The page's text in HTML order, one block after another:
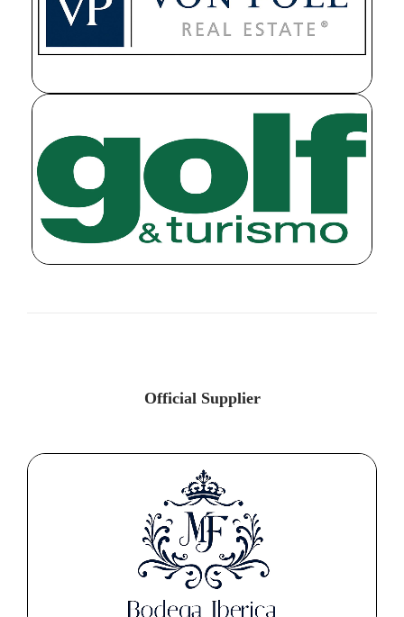
Official Supplier